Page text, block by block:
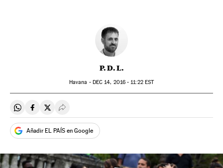
P. D. L.
Havana - DEC 14, 2016 - 11:22EST
Compartir en Whatsapp
Compartir en Facebook
Compartir en Twitter
Desplegar Redes Sociales
Añadir EL PAÍS en Google